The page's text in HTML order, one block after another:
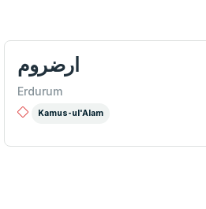
ارضروم
Erdurum
Kamus-ul'Alam